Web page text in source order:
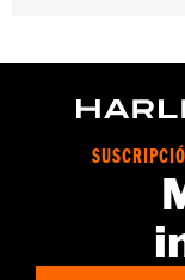
GARANTÍA:90 días
Importado